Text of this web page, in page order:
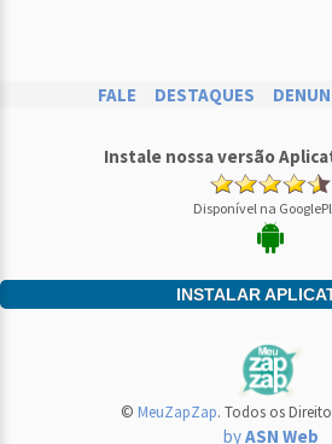
FALE DESTAQUES
Instale nossa versão
Disponível na
INSTALAR
© MeuZapZap. Todos os
byASN Web